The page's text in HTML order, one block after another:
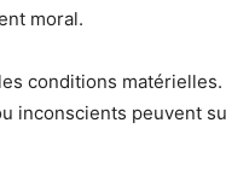
moral.
conditions matérielles.
inconscients peuvent